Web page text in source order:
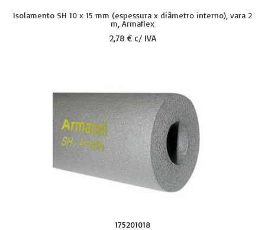
Isolamento SH 10 x 15 mm (espessura x diâmetro interno), vara 2
m, Armaflex
2,78 € c/ IVA
175201018